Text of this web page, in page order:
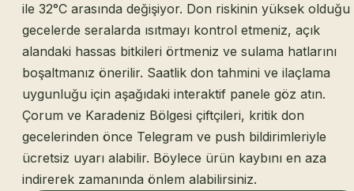
ile 32°C arasında değişiyor. Don riskinin yüksek olduğu
gecelerde seralarda ısıtmayı kontrol etmeniz, açık
alandaki hassas bitkileri örtmeniz ve sulama hatlarını
boşaltmanız önerilir. Saatlik don tahmini ve ilaçlama
uygunluğu için aşağıdaki interaktif panele göz atın.
Çorum ve Karadeniz Bölgesi çiftçileri, kritik don
gecelerinden önce Telegram ve push bildirimleriyle
ücretsiz uyarı alabilir. Böylece ürün kaybını en aza
indirerek zamanında önlem alabilirsiniz.